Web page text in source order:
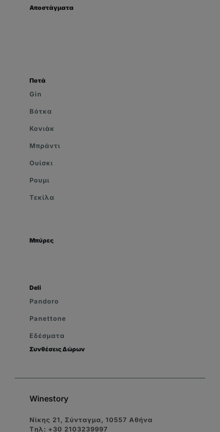
Αποστάγματα
Ποτά
Gin
Βότκα
Κονιάκ
Μπράντι
Ουίσκι
Ρουμι
Τεκίλα
Μπύρες
Deli
Pandoro
Panettone
Εδέσματα
Συνθέσεις Δώρων
Winestory
Νίκης 21, Σύνταγμα, 10557 Αθήνα
Tηλ: +30 2103239997